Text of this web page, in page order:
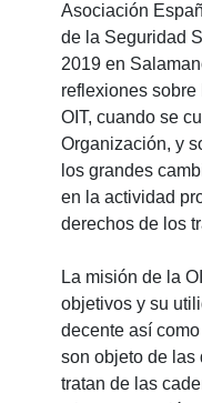
Asociación
de la Seguridad
2019 en
reflexiones
OIT, cuando se
Organización, y
los grandes
en la actividad
derechos de los
La misión de la
objetivos y su
decente así
son objeto de las
tratan de las